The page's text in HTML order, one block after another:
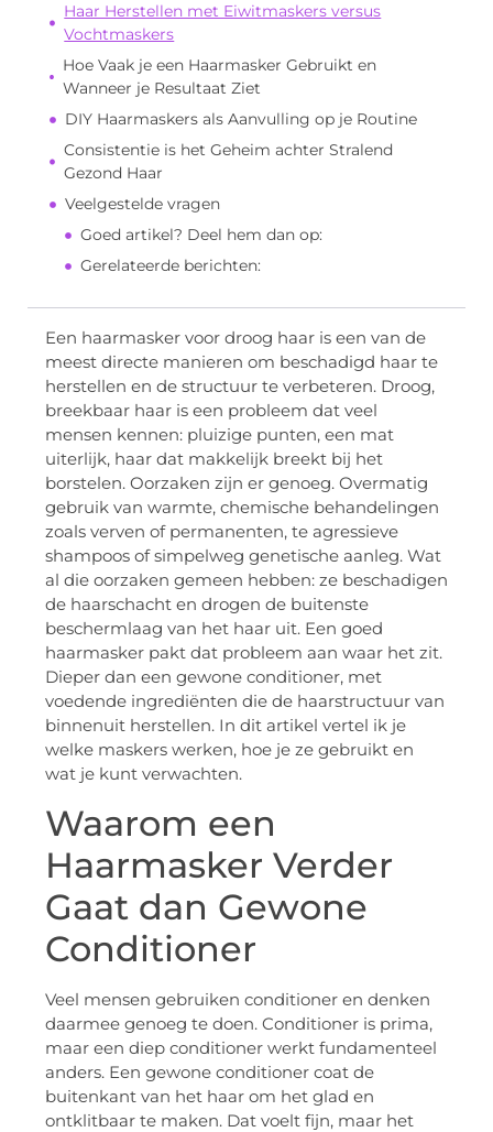
Haar Herstellen met Eiwitmaskers versus
Vochtmaskers
Hoe Vaak je een Haarmasker Gebruikt en
Wanneer je Resultaat Ziet
DIY Haarmaskers als Aanvulling op je Routine
Consistentie is het Geheim achter Stralend
Gezond Haar
Veelgestelde vragen
Goed artikel? Deel hem dan op:
Gerelateerde berichten:
Een haarmasker voor droog haar is een van de
meest directe manieren om beschadigd haar te
herstellen en de structuur te verbeteren. Droog,
breekbaar haar is een probleem dat veel
mensen kennen: pluizige punten, een mat
uiterlijk, haar dat makkelijk breekt bij het
borstelen. Oorzaken zijn er genoeg. Overmatig
gebruik van warmte, chemische behandelingen
zoals verven of permanenten, te agressieve
shampoos of simpelweg genetische aanleg. Wat
al die oorzaken gemeen hebben: ze beschadigen
de haarschacht en drogen de buitenste
beschermlaag van het haar uit. Een goed
haarmasker pakt dat probleem aan waar het zit.
Dieper dan een gewone conditioner, met
voedende ingrediënten die de haarstructuur van
binnenuit herstellen. In dit artikel vertel ik je
welke maskers werken, hoe je ze gebruikt en
wat je kunt verwachten.
Waarom een
Haarmasker Verder
Gaat dan Gewone
Conditioner
Veel mensen gebruiken conditioner en denken
daarmee genoeg te doen. Conditioner is prima,
maar een diep conditioner werkt fundamenteel
anders. Een gewone conditioner coat de
buitenkant van het haar om het glad en
ontklitbaar te maken. Dat voelt fijn, maar het